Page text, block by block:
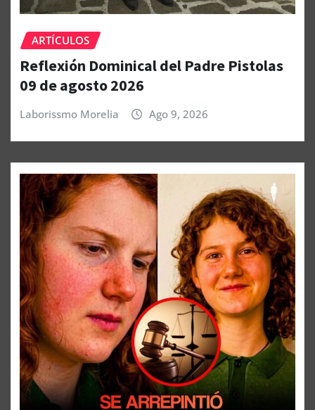
ARTÍCULOS
Reflexión Dominical del Padre Pistolas
09 de agosto 2026
Laborissmo Morelia Ago 9, 2026